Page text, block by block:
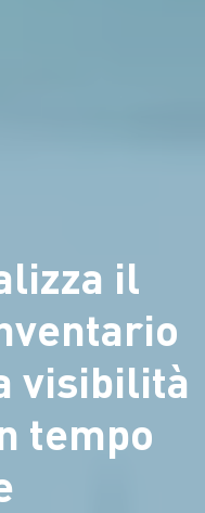
il
visibilità
tempo